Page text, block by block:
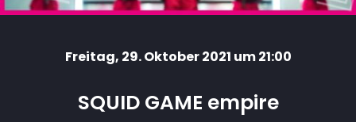
Freitag, 29. Oktober 2021 um 21:00
SQUID GAME empire